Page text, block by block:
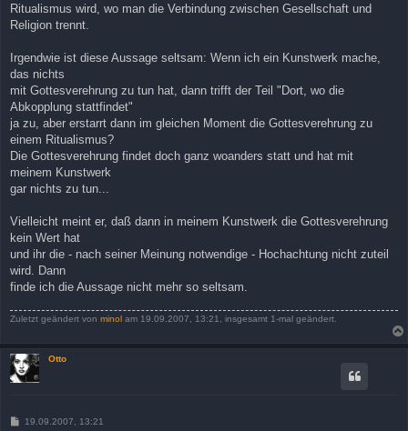
Ritualismus wird, wo man die Verbindung zwischen Gesellschaft und
Religion trennt.
Irgendwie ist diese Aussage seltsam: Wenn ich ein Kunstwerk mache,
das nichts
mit Gottesverehrung zu tun hat, dann trifft der Teil "Dort, wo die
Abkopplung stattfindet"
ja zu, aber erstarrt dann im gleichen Moment die Gottesverehrung zu
einem Ritualismus?
Die Gottesverehrung findet doch ganz woanders statt und hat mit
meinem Kunstwerk
gar nichts zu tun...
Vielleicht meint er, daß dann in meinem Kunstwerk die Gottesverehrung
kein Wert hat
und ihr die - nach seiner Meinung notwendige - Hochachtung nicht zuteil
wird. Dann
finde ich die Aussage nicht mehr so seltsam.
Zuletzt geändert von minol am 19.09.2007, 13:21, insgesamt 1-mal geändert.
Otto
B19.09.2007, 13:21